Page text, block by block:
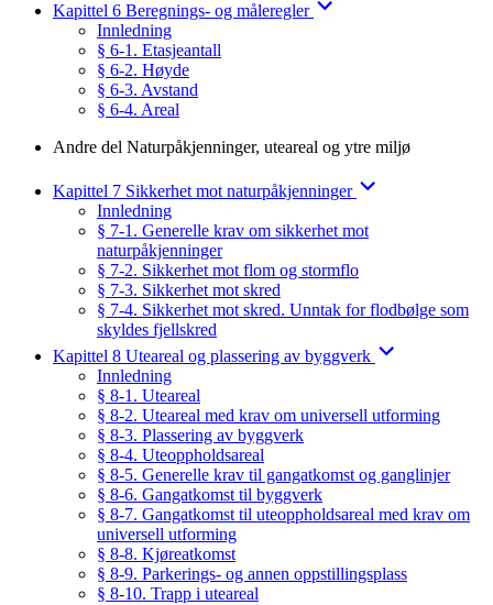
Kapittel 6 Beregnings- og måleregler
Innledning
§ 6-1. Etasjeantall
§ 6-2. Høyde
§ 6-3. Avstand
§ 6-4. Areal
Andre del Naturpåkjenninger, uteareal og ytre miljø
Kapittel 7 Sikkerhet mot naturpåkjenninger
Innledning
§ 7-1. Generelle krav om sikkerhet mot
naturpåkjenninger
§ 7-2. Sikkerhet mot flom og stormflo
§ 7-3. Sikkerhet mot skred
§ 7-4. Sikkerhet mot skred. Unntak for flodbølge som
skyldes fjellskred
Kapittel 8 Uteareal og plassering av byggverk
Innledning
§ 8-1. Uteareal
§ 8-2. Uteareal med krav om universell utforming
§ 8-3. Plassering av byggverk
§ 8-4. Uteoppholdsareal
§ 8-5. Generelle krav til gangatkomst og ganglinjer
§ 8-6. Gangatkomst til byggverk
§ 8-7. Gangatkomst til uteoppholdsareal med krav om
universell utforming
§ 8-8. Kjøreatkomst
§ 8-9. Parkerings- og annen oppstillingsplass
§ 8-10. Trapp i uteareal